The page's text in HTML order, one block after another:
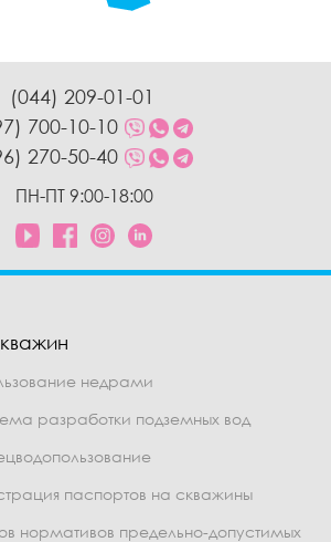
(044) 209-01-01
700-10-10
270-50-40
ПН-ПТ 9:00-18:00
недрами
разработки подземных вод
паспортов на скважины
нормативов предельно-допустимых